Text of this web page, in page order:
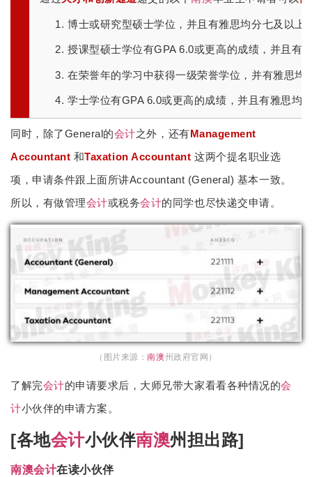
博士或研究型硕士学位，并且有雅思均分七及以上
授课型硕士学位有GPA 6.0或更高的成绩，并且有
在荣誉年的学习中获得一级荣誉学位，并有雅思
学士学位有GPA 6.0或更高的成绩，并且有雅思均
同时，除了General的会计之外，还有Management
Accountant 和Taxation Accountant 这两个提名职业选
项，申请条件跟上面所讲Accountant (General) 基本一致。
所以，有做管理会计或税务会计的同学也尽快递交申请。
（图片来源：南澳州政府官网）
了解完会计的申请要求后，大师兄带大家看看各种情况的会
计小伙伴的申请方案。
[各地会计小伙伴南澳州担出路]
南澳会计在读小伙伴